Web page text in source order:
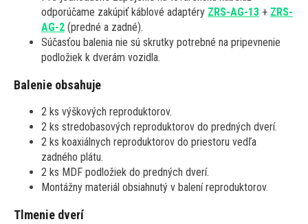
odporúčame zakúpiť káblové adaptéry ZRS-AG-13 + ZRS-
AG-2 (predné a zadné).
Súčasťou balenia nie sú skrutky potrebné na pripevnenie
podložiek k dverám vozidla.
Balenie obsahuje
2 ks výškových reproduktorov.
2 ks stredobasových reproduktorov do predných dverí.
2 ks koaxiálnych reproduktorov do priestoru vedľa
zadného plátu.
2 ks MDF podložiek do predných dverí.
Montážny materiál obsiahnutý v balení reproduktorov.
Tlmenie dverí